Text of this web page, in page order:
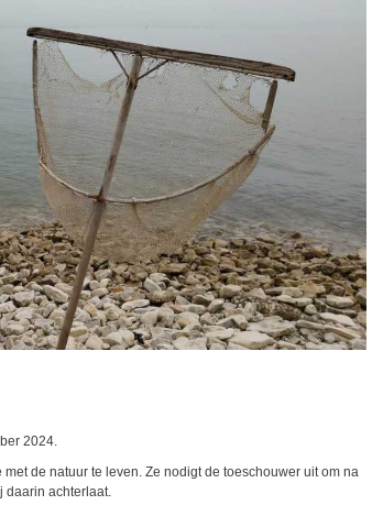
2024.
de natuur te leven. Ze nodigt de toeschouwer uit om na
daarin achterlaat.